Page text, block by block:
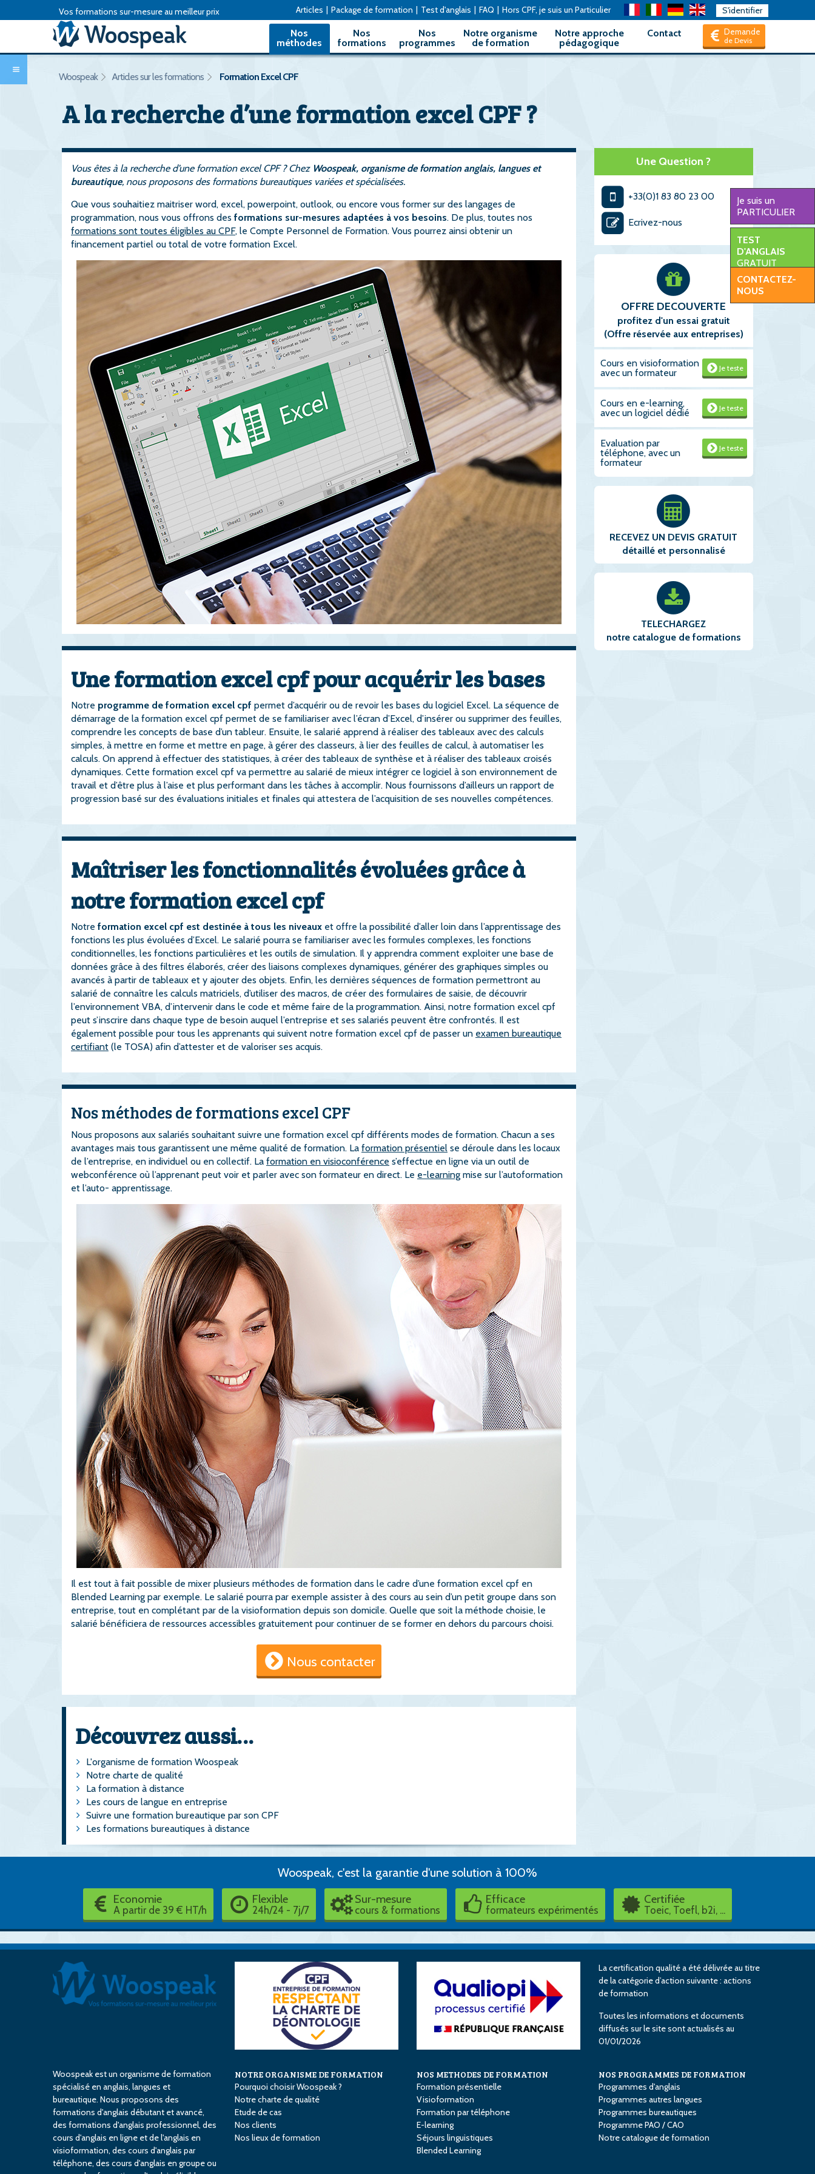
Vos formations sur-mesure au meilleur prix S'identifier
Articles | Package de formation | Test d'anglais | FAQ | Hors CPF, je suis un Particulier
Demande
de Devis
Nos
méthodes
Nos
formations
Nos
programmes
Notre organisme
de formation
Notre approche
pédagogique
Contact
Je suis un
PARTICULIER
TEST
D'ANGLAIS
GRATUIT
CONTACTEZ-
NOUS
Woospeak Articles sur les formations Formation Excel CPF
A la recherche d’une formation excel CPF ?
Vous êtes à la recherche d’une formation excel CPF ? Chez Woospeak, organisme de formation anglais, langues et
bureautique, nous proposons des formations bureautiques variées et spécialisées.
Que vous souhaitiez maitriser word, excel, powerpoint, outlook, ou encore vous former sur des langages de
programmation, nous vous offrons des formations sur-mesures adaptées à vos besoins. De plus, toutes nos
formations sont toutes éligibles au CPF, le Compte Personnel de Formation. Vous pourrez ainsi obtenir un
financement partiel ou total de votre formation Excel.
Une formation excel cpf pour acquérir les bases
Notre programme de formation excel cpf permet d’acquérir ou de revoir les bases du logiciel Excel. La séquence de
démarrage de la formation excel cpf permet de se familiariser avec l’écran d’Excel, d’insérer ou supprimer des feuilles,
comprendre les concepts de base d’un tableur. Ensuite, le salarié apprend à réaliser des tableaux avec des calculs
simples, à mettre en forme et mettre en page, à gérer des classeurs, à lier des feuilles de calcul, à automatiser les
calculs. On apprend à effectuer des statistiques, à créer des tableaux de synthèse et à réaliser des tableaux croisés
dynamiques. Cette formation excel cpf va permettre au salarié de mieux intégrer ce logiciel à son environnement de
travail et d’être plus à l’aise et plus performant dans les tâches à accomplir. Nous fournissons d’ailleurs un rapport de
progression basé sur des évaluations initiales et finales qui attestera de l’acquisition de ses nouvelles compétences.
Maîtriser les fonctionnalités évoluées grâce à
notre formation excel cpf
Notre formation excel cpf est destinée à tous les niveaux et offre la possibilité d’aller loin dans l’apprentissage des
fonctions les plus évoluées d’Excel. Le salarié pourra se familiariser avec les formules complexes, les fonctions
conditionnelles, les fonctions particulières et les outils de simulation. Il y apprendra comment exploiter une base de
données grâce à des filtres élaborés, créer des liaisons complexes dynamiques, générer des graphiques simples ou
avancés à partir de tableaux et y ajouter des objets. Enfin, les dernières séquences de formation permettront au
salarié de connaître les calculs matriciels, d’utiliser des macros, de créer des formulaires de saisie, de découvrir
l’environnement VBA, d’intervenir dans le code et même faire de la programmation. Ainsi, notre formation excel cpf
peut s’inscrire dans chaque type de besoin auquel l’entreprise et ses salariés peuvent être confrontés. Il est
également possible pour tous les apprenants qui suivent notre formation excel cpf de passer un examen bureautique
certifiant (le TOSA) afin d’attester et de valoriser ses acquis.
Nos méthodes de formations excel CPF
Nous proposons aux salariés souhaitant suivre une formation excel cpf différents modes de formation. Chacun a ses
avantages mais tous garantissent une même qualité de formation. La formation présentiel se déroule dans les locaux
de l’entreprise, en individuel ou en collectif. La formation en visioconférence s’effectue en ligne via un outil de
webconférence où l’apprenant peut voir et parler avec son formateur en direct. Le e-learning mise sur l’autoformation
et l’auto- apprentissage.
Il est tout à fait possible de mixer plusieurs méthodes de formation dans le cadre d’une formation excel cpf en
Blended Learning par exemple. Le salarié pourra par exemple assister à des cours au sein d’un petit groupe dans son
entreprise, tout en complétant par de la visioformation depuis son domicile. Quelle que soit la méthode choisie, le
salarié bénéficiera de ressources accessibles gratuitement pour continuer de se former en dehors du parcours choisi.
Nous contacter
Découvrez aussi…
L'organisme de formation Woospeak
Notre charte de qualité
La formation à distance
Les cours de langue en entreprise
Suivre une formation bureautique par son CPF
Les formations bureautiques à distance
Une Question ?
+33(0)1 83 80 23 00
Ecrivez-nous
OFFRE DECOUVERTE
profitez d'un essai gratuit
(Offre réservée aux entreprises)
Je teste
Cours en visioformation
avec un formateur
Je teste
Cours en e-learning,
avec un logiciel dédié
Je teste
Evaluation par
téléphone, avec un
formateur
RECEVEZ UN DEVIS GRATUIT
détaillé et personnalisé
TELECHARGEZ
notre catalogue de formations
Woospeak, c'est la garantie d'une solution à 100%
Economie
A partir de 39 € HT/h
Flexible
24h/24 - 7j/7
Sur-mesure
cours & formations
Efficace
formateurs expérimentés
Certifiée
Toeic, Toefl, b2i, ...
La certification qualité a été délivrée au titre
de la catégorie d’action suivante : actions
de formation
Toutes les informations et documents
diffusés sur le site sont actualisés au
01/01/2026
Woospeak est un organisme de formation
spécialisé en anglais, langues et
bureautique. Nous proposons des
formations d'anglais débutant et avancé,
des formations d'anglais professionnel, des
cours d'anglais en ligne et de l'anglais en
visioformation, des cours d'anglais par
téléphone, des cours d'anglais en groupe ou
NOTRE ORGANISME DE FORMATION
Pourquoi choisir Woospeak ?
Notre charte de qualité
Etude de cas
Nos clients
Nos lieux de formation
NOS METHODES DE FORMATION
Formation présentielle
Visioformation
Formation par téléphone
E-learning
Séjours linguistiques
Blended Learning
NOS PROGRAMMES DE FORMATION
Programmes d'anglais
Programmes autres langues
Programmes bureautiques
Programme PAO / CAO
Notre catalogue de formation